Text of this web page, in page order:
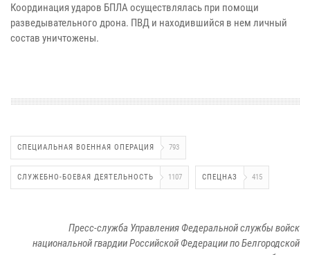
Координация ударов БПЛА осуществлялась при помощи
разведывательного дрона. ПВД и находившийся в нем личный
состав уничтожены.
СПЕЦИАЛЬНАЯ ВОЕННАЯ ОПЕРАЦИЯ 793
СЛУЖЕБНО-БОЕВАЯ ДЕЯТЕЛЬНОСТЬ 1107 СПЕЦНАЗ 415
Пресс-служба Управления Федеральной службы войск
национальной гвардии Российской Федерации по Белгородской